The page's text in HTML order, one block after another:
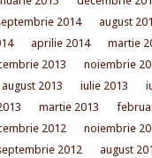
2014 august
aprilie 2014
martie
2013
noiembrie
august 2013 iulie 2013
martie 2013
2012
noiembrie
2012 august